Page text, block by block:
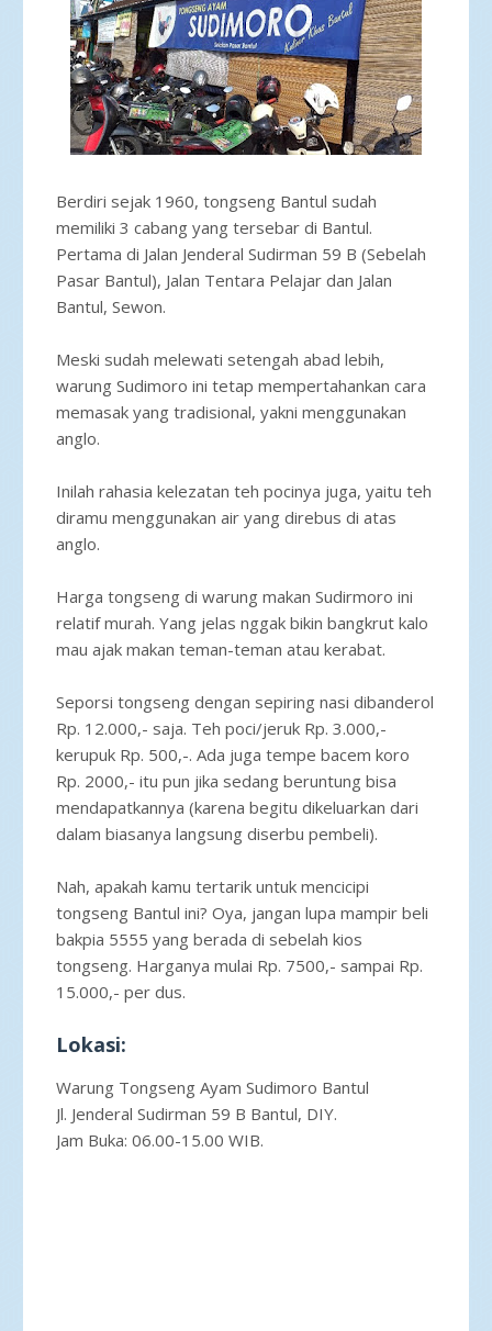
Berdiri sejak 1960, tongseng Bantul sudah
memiliki 3 cabang yang tersebar di Bantul.
Pertama di Jalan Jenderal Sudirman 59 B (Sebelah
Pasar Bantul), Jalan Tentara Pelajar dan Jalan
Bantul, Sewon.
Meski sudah melewati setengah abad lebih,
warung Sudimoro ini tetap mempertahankan cara
memasak yang tradisional, yakni menggunakan
anglo.
Inilah rahasia kelezatan teh pocinya juga, yaitu teh
diramu menggunakan air yang direbus di atas
anglo.
Harga tongseng di warung makan Sudirmoro ini
relatif murah. Yang jelas nggak bikin bangkrut kalo
mau ajak makan teman-teman atau kerabat.
Seporsi tongseng dengan sepiring nasi dibanderol
Rp. 12.000,- saja. Teh poci/jeruk Rp. 3.000,-
kerupuk Rp. 500,-. Ada juga tempe bacem koro
Rp. 2000,- itu pun jika sedang beruntung bisa
mendapatkannya (karena begitu dikeluarkan dari
dalam biasanya langsung diserbu pembeli).
Nah, apakah kamu tertarik untuk mencicipi
tongseng Bantul ini? Oya, jangan lupa mampir beli
bakpia 5555 yang berada di sebelah kios
tongseng. Harganya mulai Rp. 7500,- sampai Rp.
15.000,- per dus.
Lokasi:
Warung Tongseng Ayam Sudimoro Bantul
Jl. Jenderal Sudirman 59 B Bantul, DIY.
Jam Buka: 06.00-15.00 WIB.